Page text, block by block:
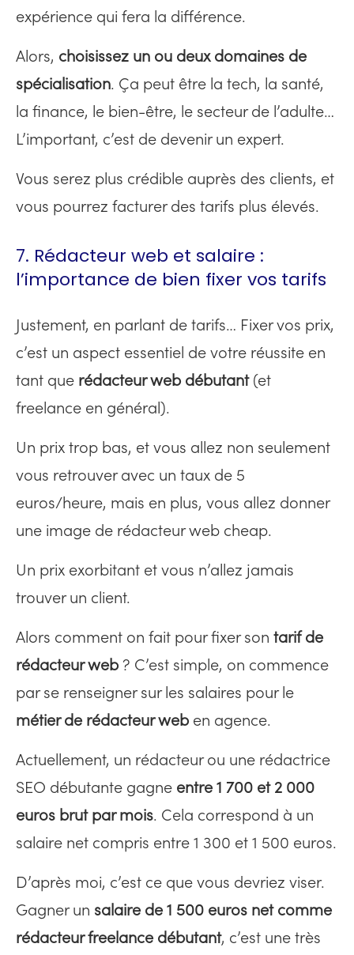
expérience qui fera la différence.
Alors, choisissez un ou deux domaines de
spécialisation. Ça peut être la tech, la santé,
la finance, le bien-être, le secteur de l’adulte…
L’important, c’est de devenir un expert.
Vous serez plus crédible auprès des clients, et
vous pourrez facturer des tarifs plus élevés.
7. Rédacteur web et salaire :
l’importance de bien fixer vos tarifs
Justement, en parlant de tarifs… Fixer vos prix,
c’est un aspect essentiel de votre réussite en
tant que rédacteur web débutant(et
freelance en général).
Un prix trop bas, et vous allez non seulement
vous retrouver avec un taux de 5
euros/heure, mais en plus, vous allez donner
une image de rédacteur web cheap.
Un prix exorbitant et vous n’allez jamais
trouver un client.
Alors comment on fait pour fixer son tarif de
rédacteur web ? C’est simple, on commence
par se renseigner sur les salaires pour le
métier de rédacteur web en agence.
Actuellement, un rédacteur ou une rédactrice
SEO débutante gagne entre 1 700 et 2 000
euros brut par mois. Cela correspond à un
salaire net compris entre 1 300 et 1 500 euros.
D’après moi, c’est ce que vous devriez viser.
Gagner un salaire de 1 500 euros net comme
rédacteur freelance débutant, c’est une très